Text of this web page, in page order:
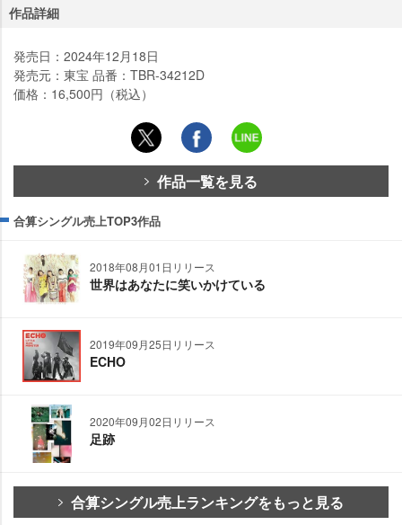
作品詳細
発売日：2024年12月18日
発売元：東宝 品番：TBR-34212D
価格：16,500円（税込）
作品一覧を見る
合算シングル売上TOP3作品
2018年08月01日リリース
世界はあなたに笑いかけている
2019年09月25日リリース
ECHO
2020年09月02日リリース
足跡
合算シングル売上ランキングをもっと見る